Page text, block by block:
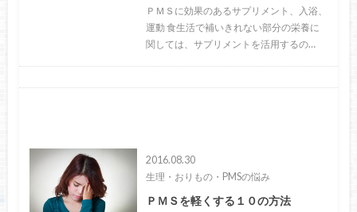
ＰＭＳに効果のあるサプリメント、入浴、
運動 食生活で補いきれない部分の栄養に
関しては、サプリメントを活用するの…
2016.08.30
生理・おりもの・PMSの悩み
ＰＭＳを軽くする１０の方法